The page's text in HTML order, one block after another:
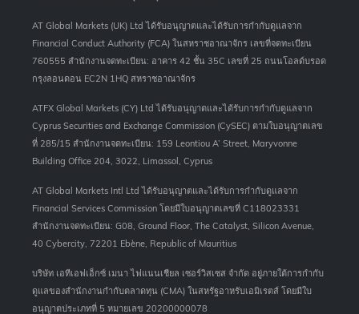
AT Global Markets (UK) Ltd ได้รับอนุญาตและได้รับการกำกับดูแลจาก
Financial Conduct Authority (FCA) ในสหราชอาณาจักร เลขที่จดทะเบียน
760555 สำนักงานจดทะเบียน: อาคาร 42 ชั้น 35C เลขที่ 25 ถนนโอลด์บรอด
กรุงลอนดอน EC2N 1HQ สหราชอาณาจักร
ATFX Global Markets (CY) Ltd ได้รับอนุญาตและได้รับการกำกับดูแลจาก
Cyprus Securities and Exchange Commission (CySEC) ตามใบอนุญาตเลข
ที่ 285/15 สำนักงานจดทะเบียน: 159 Leontiou A’ Street, Maryvonne
Building Office 204, 3022, Limassol, Cyprus
AT Global Markets Intl Ltd ได้รับอนุญาตและได้รับการกำกับดูแลจาก
Financial Services Commission โดยมีใบอนุญาตเลขที่ C118023331
สำนักงานจดทะเบียน: G08, Ground Floor, The Catalyst, Silicon Avenue,
40 Cybercity, 72201 Ebène, Republic of Mauritius
บริษัท เอทีเอฟเอ็กซ์ เมนา ไฟแนนเชียล เซอร์วิสเซส จำกัด อยู่ภายใต้การกำกับ
ดูแลของสำนักงานกำกับตลาดทุน (CMA) ในสหรัฐอาหรับเอมิเรตส์ โดยมีใบ
อนุญาตประเภทที่ 5 หมายเลข 20200000078